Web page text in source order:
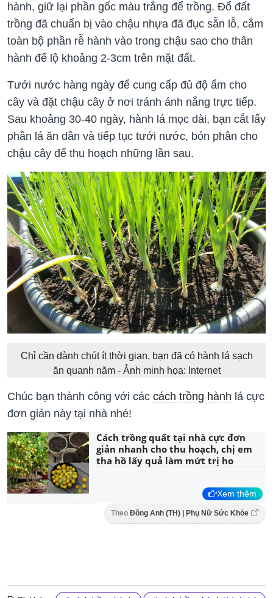
hành, giữ lại phần gốc màu trắng để trồng. Đổ đất
trồng đã chuẩn bị vào chậu nhựa đã đục sẵn lỗ, cắm
toàn bộ phần rễ hành vào trong chậu sao cho thân
hành để lộ khoảng 2-3cm trên mặt đất.
Tưới nước hàng ngày để cung cấp đủ độ ẩm cho
cây và đặt chậu cây ở nơi tránh ánh nắng trực tiếp.
Sau khoảng 30-40 ngày, hành lá mọc dài, bạn cắt lấy
phần lá ăn dần và tiếp tục tưới nước, bón phân cho
chậu cây để thu hoạch những lần sau.
Chỉ cần dành chút ít thời gian, bạn đã có hành lá sạch
ăn quanh năm - Ảnh minh họa: Internet
Chúc bạn thành công với các cách trồng hành lá cực
đơn giản này tại nhà nhé!
Cách trồng quất tại nhà cực đơn
giản nhanh cho thu hoạch, chị em
tha hồ lấy quả làm mứt trị ho
Xem thêm
Theo Đông Anh (TH) | Phụ Nữ Sức Khỏe